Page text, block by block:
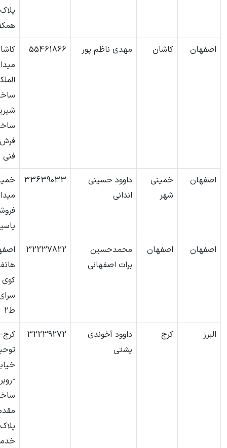
اصفهان
کاشان مهدی ناظم پور 55461866
فنی
اصفهان
خمینی
شهر
داوود حسینی
اندانی
33639033
اصفهان
اصفهان
محمدحسین
برات اصفهانی
32237822
ط2
البرز
کرج
داوود آخوندی
پشتی
32239272
-